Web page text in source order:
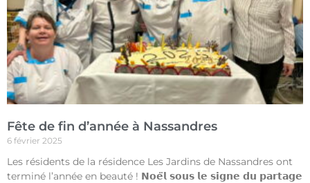
Fête de fin d’année à Nassandres
6 février 2025
Les résidents de la résidence Les Jardins de Nassandres ont
terminé l’année en beauté ! 𝗡𝗼𝗲̈𝗹 𝘀𝗼𝘂𝘀 𝗹𝗲 𝘀𝗶𝗴𝗻𝗲 𝗱𝘂 𝗽𝗮𝗿𝘁𝗮𝗴𝗲